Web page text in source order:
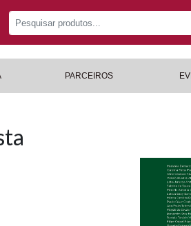
PARCEIROS